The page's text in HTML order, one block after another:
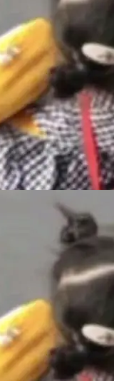
学
音
出
目
长
这
间
的
，
判
是
模
师
几
程
能
age
很
自
的
C
它
，
相
Har
上
工
闭
模
。
轻
、
著
纹
字
ICP备2025119063号